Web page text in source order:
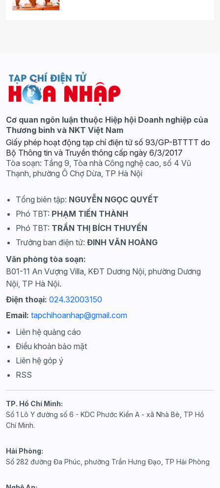
Cơ quan ngôn luận thuộc Hiệp hội Doanh nghiệp của
Thương binh và NKT Việt Nam
Giấy phép hoạt động tạp chí điện tử số 93/GP-BTTTT do
Bộ Thông tin và Truyền thông cấp ngày 6/3/2017
Tòa soạn: Tầng 9, Tòa nhà Công nghệ cao, số 4 Vũ
Thạnh, phường Ô Chợ Dừa, TP Hà Nội
Tổng biên tập: NGUYỄN NGỌC QUYẾT
Phó TBT: PHẠM TIẾN THÀNH
Phó TBT: TRẦN THỊ BÍCH THUYẾN
Trưởng ban điện tử: ĐINH VĂN HOÀNG
Văn phòng tòa soạn:
B01-11 An Vượng Villa, KĐT Dương Nội, phường Dương
Nội, TP Hà Nội.
Điện thoại: 024.32003150
Email: tapchihoanhap@gmail.com
Liên hệ quảng cáo
Điều khoản bảo mật
Liên hệ góp ý
RSS
TP. Hồ Chí Minh:
Số 1 Lô Y đường số 6 - KDC Phước Kiển A - xã Nhà Bè, TP Hồ
Chí Minh.
Hải Phòng:
Số 282 đường Đa Phúc, phường Trần Hưng Đạo, TP Hải Phòng